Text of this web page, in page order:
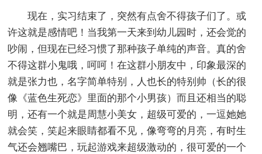
现在，实习结束了，突然有点舍不得孩子们了。或
许这就是感情吧！当我第一天来到幼儿园时，还会觉的
吵闹，但现在已经习惯了那种孩子单纯的声音。真的舍
不得这群小鬼哦，呵呵！在这群小朋友中，印象最深的
就是张力也，名字简单特别，人也长的特别帅（长的很
像《蓝色生死恋》里面的那个小男孩）而且还相当的聪
明，还有一个就是周慧小美女，超级可爱的，一逗她她
就会笑，笑起来眼睛都看不见，像弯弯的月亮，有时生
气还会翘嘴巴，玩起游戏来超级激动的，很可爱的一个